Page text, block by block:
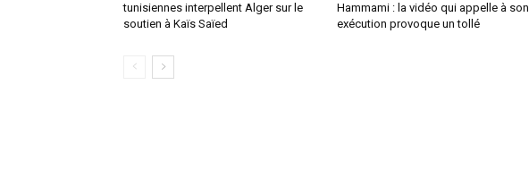
tunisiennes interpellent Alger sur le
soutien à Kaïs Saïed
Hammami : la vidéo qui appelle à son
exécution provoque un tollé